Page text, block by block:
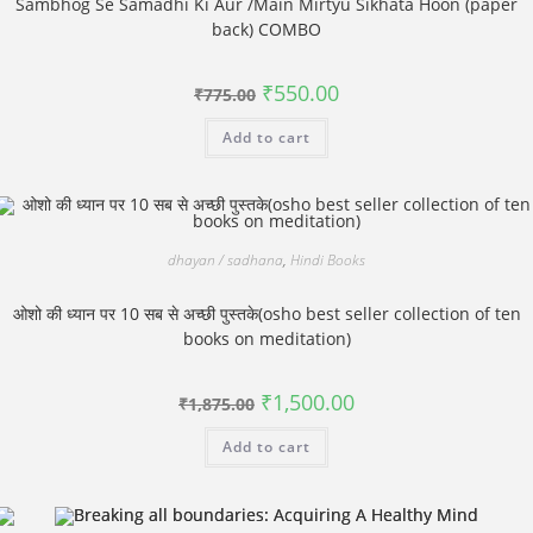
back) COMBO
₹775.00 Original
price
₹775.00.
₹550.00Current
Add to cart
dhayan / sadhana, Hindi Books
ओशो की ध्यान पर 10 सब से अच्छी पुस्तके(osho best seller collection of ten
books on meditation)
₹1,875.00 Original
price
₹1,875.00.
₹1,500.00Current
Add to cart